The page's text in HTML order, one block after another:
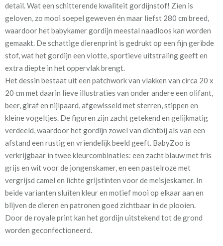
Stofbreedte: 280 cm
Mate van verduistering:
Geen (voering optioneel
tijdens bestelproces)
Meestal eerder, maar houd
rekening met
circa 2-3 weken
Materiaal: 60% katoen,40% polyester.
Voor extra isolatie en verduistering kan tijdens het bestelproces
de optie “Voering” worden aangevinkt. Een voering helpt in de
winter de kou buiten te houden en in de zomer de warmte te
weren, bevordert een goede nachtrust, werkt geluidsisolerend,
voorkomt verkleuring door zonlicht en zorgt voor een verzorgd
buitenaanzicht. KinderGordijnen biedt hiervoor drie soorten
detail. Wat een schitterende kwaliteit gordijnstof! Zien is
geloven, zo mooi soepel geweven én maar liefst 280 cm breed,
waardoor het babykamer gordijn meestal naadloos kan worden
gemaakt. De schattige dierenprint is gedrukt op een fijn geribde
stof, wat het gordijn een vlotte, sportieve uitstraling geeft en
extra diepte in het oppervlak brengt.
Het dessin bestaat uit een patchwork van vlakken van circa 20 x
20 cm met daarin lieve illustraties van onder andere een olifant,
beer, giraf en nijlpaard, afgewisseld met sterren, stippen en
kleine vogeltjes. De figuren zijn zacht getekend en gelijkmatig
verdeeld, waardoor het gordijn zowel van dichtbij als van een
afstand een rustig en vriendelijk beeld geeft. BabyZoo is
verkrijgbaar in twee kleurcombinaties: een zacht blauw met fris
grijs en wit voor de jongenskamer, en een pastelroze met
vergrijsd camel en lichte grijstinten voor de meisjeskamer. In
beide varianten sluiten kleur en motief mooi op elkaar aan en
blijven de dieren en patronen goed zichtbaar in de plooien.
Door de royale print kan het gordijn uitstekend tot de grond
worden geconfectioneerd.